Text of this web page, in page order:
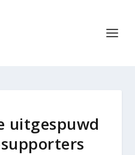
uitgespuwd